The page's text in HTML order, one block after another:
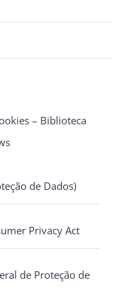
– Biblioteca
de Dados)
Privacy Act
de Proteção de